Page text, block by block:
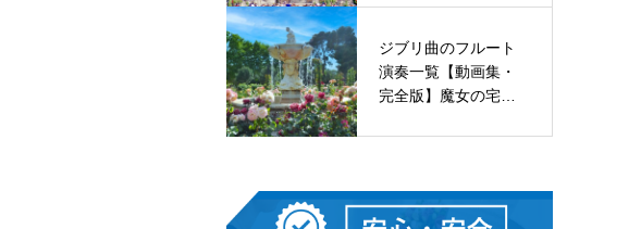
ジブリ曲のフルート
演奏一覧【動画集・
完全版】魔女の宅急